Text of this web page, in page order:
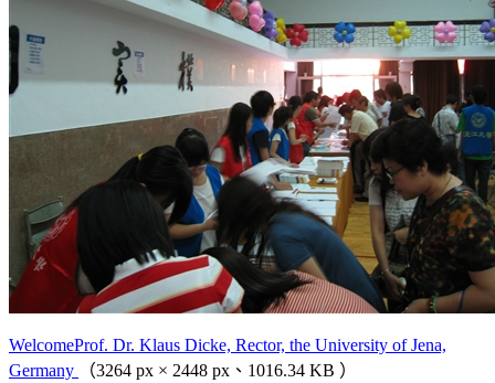
WelcomeProf. Dr. Klaus Dicke, Rector, the University of Jena,
Germany
（3264 px × 2448 px、1016.34 KB ）